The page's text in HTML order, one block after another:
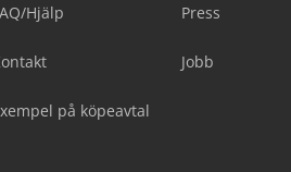
Hjälp
på köpeavtal
Press
Jobb